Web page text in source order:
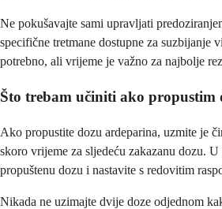
Ne pokušavajte sami upravljati
specifične tretmane dostupne za suzbijanje
potrebno, ali vrijeme je važno za najbolje
Što trebam učiniti ako propustim
Ako propustite dozu ardeparina, uzmite je
skoro vrijeme za sljedeću zakazanu dozu.
propuštenu dozu i nastavite s redovitim
Nikada ne uzimajte dvije doze odjednom